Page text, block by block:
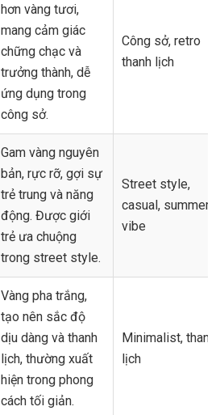
hơn vàng tươi,
mang cảm giác
chững chạc và
trưởng thành, dễ
ứng dụng trong
công sở.
Công sở, retro
thanh lịch
Gam vàng nguyên
bản, rực rỡ, gợi sự
trẻ trung và năng
động. Được giới
trẻ ưa chuộng
trong street style.
Street style,
casual, summer
vibe
Vàng pha trắng,
tạo nên sắc độ
dịu dàng và thanh
lịch, thường xuất
hiện trong phong
cách tối giản.
Minimalist, thanh
lịch